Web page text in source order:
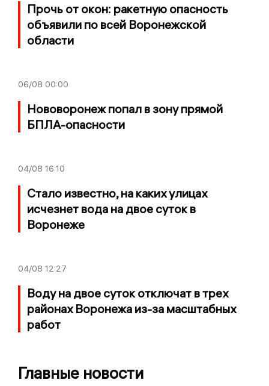
Прочь от окон: ракетную опасность
объявили по всей Воронежской
области
06/08 00:00
Нововоронеж попал в зону прямой
БПЛА-опасности
04/08 16:10
Стало известно, на каких улицах
исчезнет вода на двое суток в
Воронеже
04/08 12:27
Воду на двое суток отключат в трех
районах Воронежа из-за масштабных
работ
Главные новости